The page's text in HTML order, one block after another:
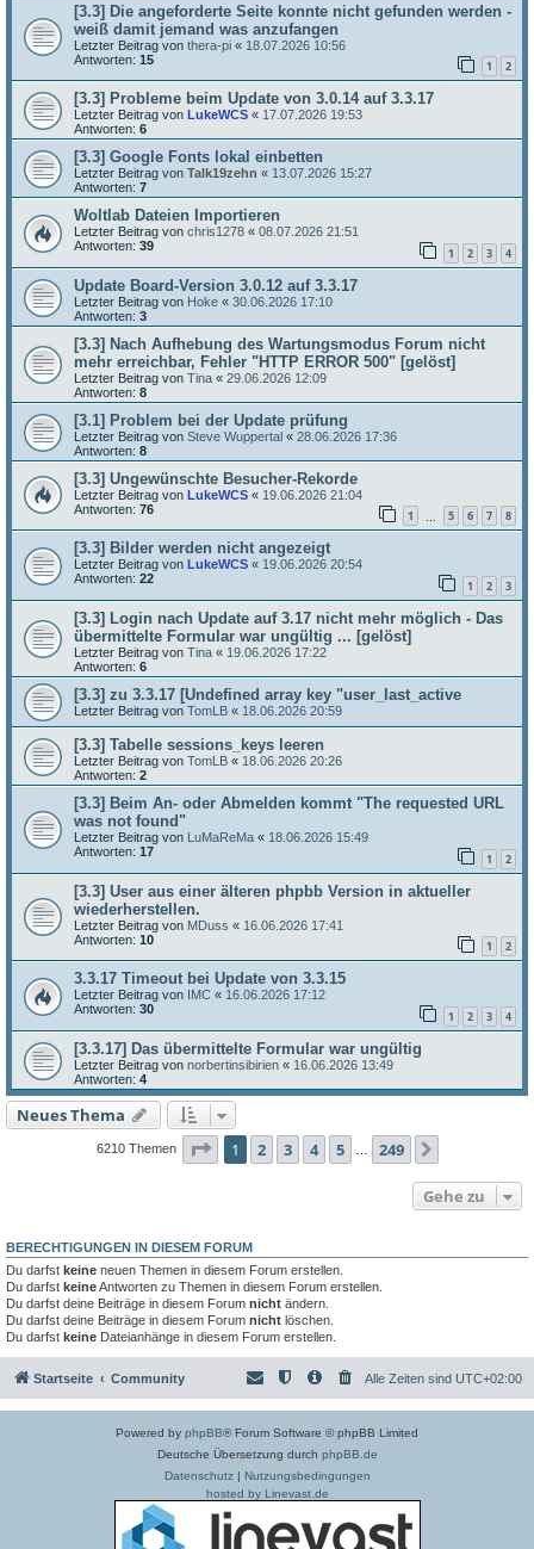
[3.3] Die angeforderte Seite konnte nicht gefunden werden -
weiß damit jemand was anzufangen
Letzter Beitrag von thera-pi « 18.07.2026 10:56
Antworten: 15 1 2
[3.3] Probleme beim Update von 3.0.14 auf 3.3.17
Letzter Beitrag von LukeWCS « 17.07.2026 19:53
Antworten: 6
[3.3] Google Fonts lokal einbetten
Letzter Beitrag von Talk19zehn « 13.07.2026 15:27
Antworten: 7
Woltlab Dateien Importieren
Letzter Beitrag von chris1278 « 08.07.2026 21:51
Antworten: 39 1 2 3 4
Update Board-Version 3.0.12 auf 3.3.17
Letzter Beitrag von Hoke « 30.06.2026 17:10
Antworten: 3
[3.3] Nach Aufhebung des Wartungsmodus Forum nicht
mehr erreichbar, Fehler "HTTP ERROR 500" [gelöst]
Letzter Beitrag von Tina « 29.06.2026 12:09
Antworten: 8
[3.1] Problem bei der Update prüfung
Letzter Beitrag von Steve Wuppertal « 28.06.2026 17:36
Antworten: 8
[3.3] Ungewünschte Besucher-Rekorde
Letzter Beitrag von LukeWCS « 19.06.2026 21:04
Antworten: 76 1 5 6 7 8
[3.3] Bilder werden nicht angezeigt
Letzter Beitrag von LukeWCS « 19.06.2026 20:54
Antworten: 22 1 2 3
[3.3] Login nach Update auf 3.17 nicht mehr möglich - Das
übermittelte Formular war ungültig ... [gelöst]
Letzter Beitrag von Tina « 19.06.2026 17:22
Antworten: 6
[3.3] zu 3.3.17 [Undefined array key "user_last_active
Letzter Beitrag von TomLB « 18.06.2026 20:59
[3.3] Tabelle sessions_keys leeren
Letzter Beitrag von TomLB « 18.06.2026 20:26
Antworten: 2
[3.3] Beim An- oder Abmelden kommt "The requested URL
was not found"
Letzter Beitrag von LuMaReMa « 18.06.2026 15:49
Antworten: 17 1 2
[3.3] User aus einer älteren phpbb Version in aktueller
wiederherstellen.
Letzter Beitrag von MDuss « 16.06.2026 17:41
Antworten: 10 1 2
3.3.17 Timeout bei Update von 3.3.15
Letzter Beitrag von IMC « 16.06.2026 17:12
Antworten: 30 1 2 3 4
[3.3.17] Das übermittelte Formular war ungültig
Letzter Beitrag von norbertinsibirien « 16.06.2026 13:49
Antworten: 4
Neues Thema
6210 Themen Seite 1von 249
1 2 3 4 5 249
Gehe zu
BERECHTIGUNGEN IN DIESEM FORUM
Du darfst keine neuen Themen in diesem Forum erstellen.
Du darfst keineAntworten zu Themen in diesem Forum erstellen.
Du darfst deine Beiträge in diesem Forum nicht ändern.
Du darfst deine Beiträge in diesem Forum nicht löschen.
Du darfst keine Dateianhänge in diesem Forum erstellen.
Startseite Community Alle Zeiten sind UTC+02:00
Powered by phpBB® Forum Software © phpBB Limited
Deutsche Übersetzung durch phpBB.de
Datenschutz| Nutzungsbedingungen
hosted by Linevast.de